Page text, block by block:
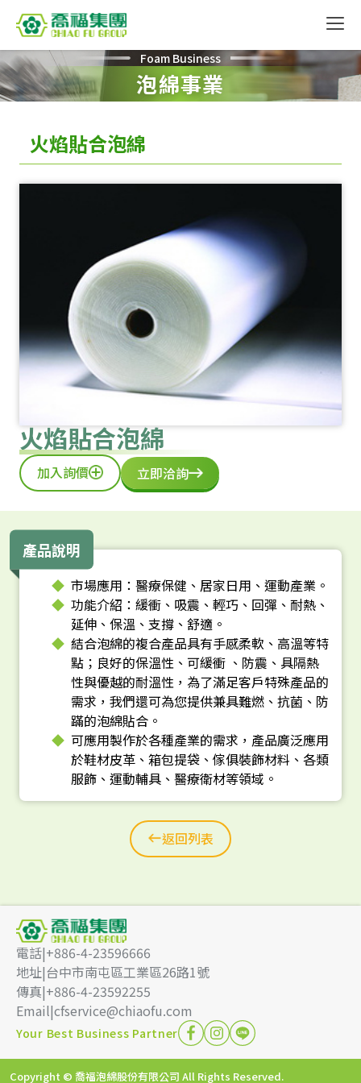
Foam Business
泡綿事業
火焰貼合泡綿
火焰貼合泡綿
加入詢價 立即洽詢
產品說明
市場應用：醫療保健、居家日用、運動產業。
功能介紹：緩衝、吸震、輕巧、回彈、耐熱、
延伸、保溫、支撐、舒適。
結合泡綿的複合產品具有手感柔軟、高溫等特
點；良好的保溫性、可緩衝 、防震、具隔熱
性與優越的耐溫性，為了滿足客戶特殊產品的
需求，我們還可為您提供兼具難燃、抗菌、防
蹣的泡綿貼合。
可應用製作於各種產業的需求，產品廣泛應用
於鞋材皮革、箱包提袋、傢俱裝飾材料、各類
服飾、運動輔具、醫療衛材等領域。
返回列表
電話|+886-4-23596666
地址|台中市南屯區工業區26路1號
傳真|+886-4-23592255
Email|cfservice@chiaofu.com
Your Best Business Partner
Copyright © 喬福泡綿股份有限公司 All Rights Reserved.